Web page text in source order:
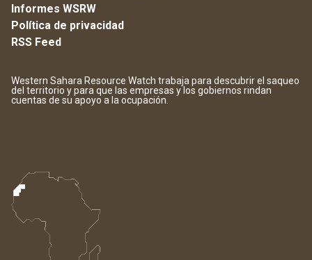
Informes WSRW
Política de privacidad
RSS Feed
Western Sahara Resource Watch trabaja para descubrir el saqueo
del territorio y para que las empresas y los gobiernos rindan
cuentas de su apoyo a la ocupación.